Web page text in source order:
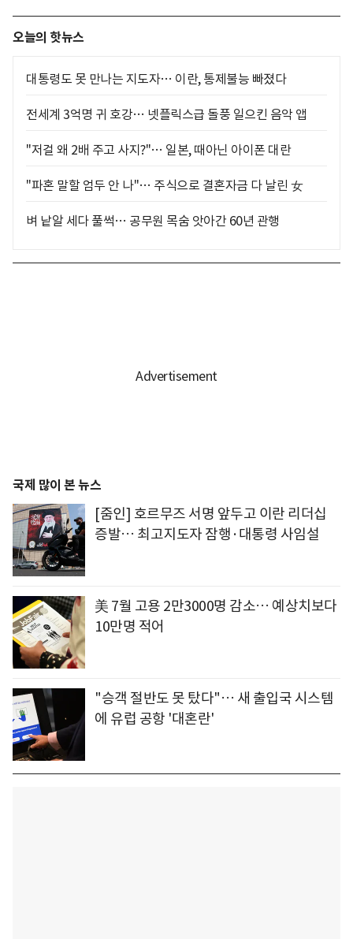
오늘의 핫뉴스
대통령도 못 만나는 지도자… 이란, 통제불능 빠졌다
전세계 3억명 귀 호강… 넷플릭스급 돌풍 일으킨 음악 앱
"저걸 왜 2배 주고 사지?"… 일본, 때아닌 아이폰 대란
"파혼 말할 엄두 안 나"… 주식으로 결혼자금 다 날린 女
벼 낱알 세다 풀썩… 공무원 목숨 앗아간 60년 관행
국제 많이 본 뉴스
[줌인] 호르무즈 서명 앞두고 이란 리더십
증발… 최고지도자 잠행·대통령 사임설
美 7월 고용 2만3000명 감소… 예상치보다
10만명 적어
"승객 절반도 못 탔다"… 새 출입국 시스템
에 유럽 공항 '대혼란'